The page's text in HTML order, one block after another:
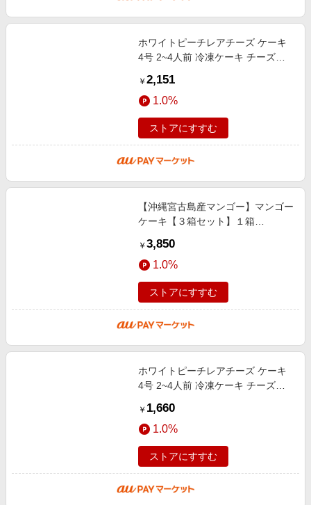
ホワイトピーチレアチーズ ケーキ
4号 2~4人前 冷凍ケーキ チーズケ
日 母の日 女子会 誕生日 贈り物
￥ 2,151
1.0%
ストアにすすむ
【沖縄宮古島産マンゴー】マンゴー
ケーキ【３箱セット】１箱
き菓子｜母の日 プレゼント ギフト
￥ 3,850
1.0%
ストアにすすむ
ホワイトピーチレアチーズ ケーキ
4号 2~4人前 冷凍ケーキ チーズケ
日 母の日 女子会 誕生日 贈り物
￥ 1,660
1.0%
ストアにすすむ